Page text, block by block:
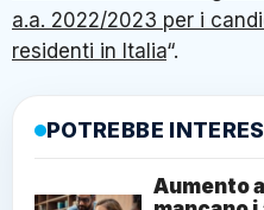
a.a. 2022/2023 per i
residenti in Italia“.
POTREBBE
Aumento